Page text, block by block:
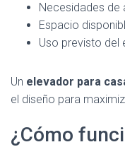
Necesidades de
Espacio
Uso previsto del
Un elevador para
el diseño para
¿Cómo